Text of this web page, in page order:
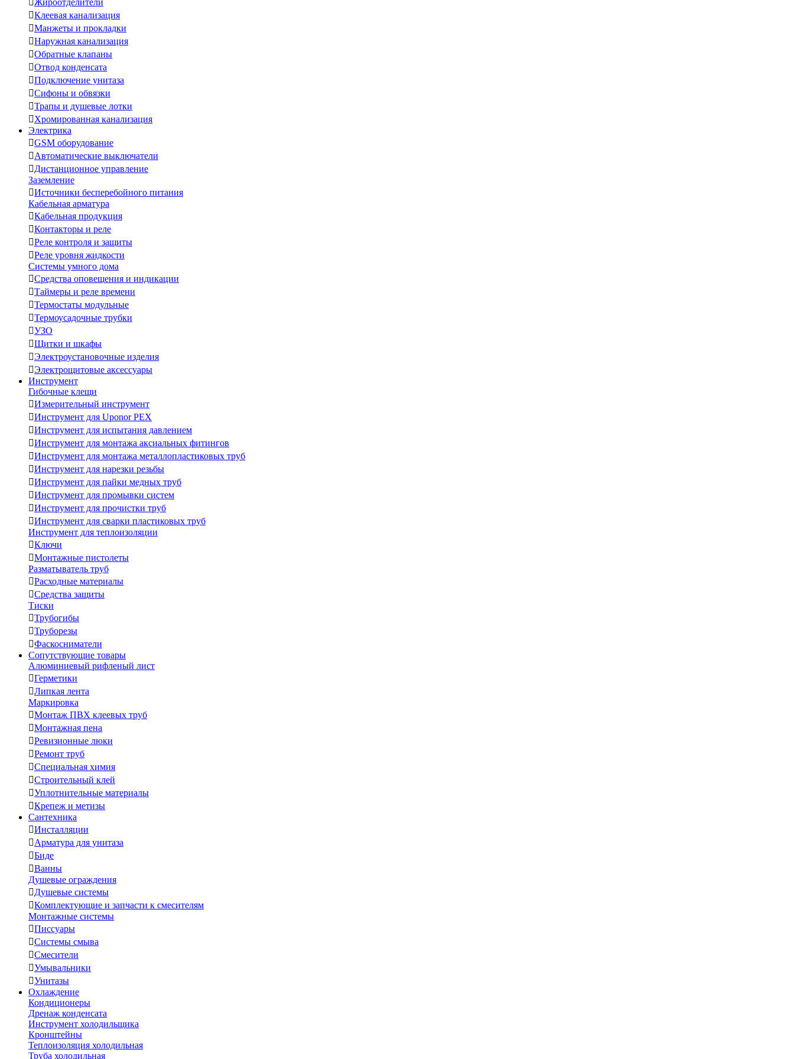
Жироотделители
Клеевая канализация
Манжеты и прокладки
Наружная канализация
Обратные клапаны
Отвод конденсата
Подключение унитаза
Сифоны и обвязки
Трапы и душевые лотки
Хромированная канализация
Электрика
GSM оборудование
Автоматические выключатели
Дистанционное управление
Заземление
Источники бесперебойного питания
Кабельная арматура
Кабельная продукция
Контакторы и реле
Реле контроля и защиты
Реле уровня жидкости
Системы умного дома
Средства оповещения и индикации
Таймеры и реле времени
Термостаты модульные
Термоусадочные трубки
УЗО
Щитки и шкафы
Электроустановочные изделия
Электрощитовые аксессуары
Инструмент
Гибочные клещи
Измерительный инструмент
Инструмент для Uponor PEX
Инструмент для испытания давлением
Инструмент для монтажа аксиальных фитингов
Инструмент для монтажа металлопластиковых труб
Инструмент для нарезки резьбы
Инструмент для пайки медных труб
Инструмент для промывки систем
Инструмент для прочистки труб
Инструмент для сварки пластиковых труб
Инструмент для теплоизоляции
Ключи
Монтажные пистолеты
Разматыватель труб
Расходные материалы
Средства защиты
Тиски
Трубогибы
Труборезы
Фаскосниматели
Сопутствующие товары
Алюминиевый рифленый лист
Герметики
Липкая лента
Маркировка
Монтаж ПВХ клеевых труб
Монтажная пена
Ревизионные люки
Ремонт труб
Специальная химия
Строительный клей
Уплотнительные материалы
Крепеж и метизы
Сантехника
Инсталляции
Арматура для унитаза
Биде
Ванны
Душевые ограждения
Душевые системы
Комплектующие и запчасти к смесителям
Монтажные системы
Писсуары
Системы смыва
Смесители
Умывальники
Унитазы
Охлаждение
Кондиционеры
Дренаж конденсата
Инструмент холодильщика
Кронштейны
Теплоизоляция холодильная
Труба холодильная